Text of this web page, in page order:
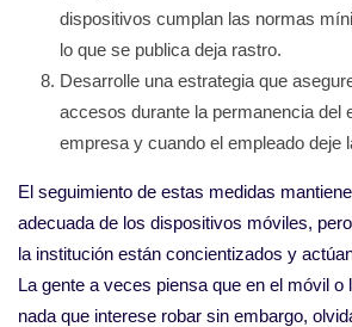
dispositivos cumplan las normas
lo que se publica deja rastro.
Desarrolle una estrategia que
accesos durante la permanencia del
empresa y cuando el empleado deje
El seguimiento de estas medidas
adecuada de los dispositivos móviles,
la institución están concientizados y
La gente a veces piensa que en el móvil o
nada que interese robar sin embargo,